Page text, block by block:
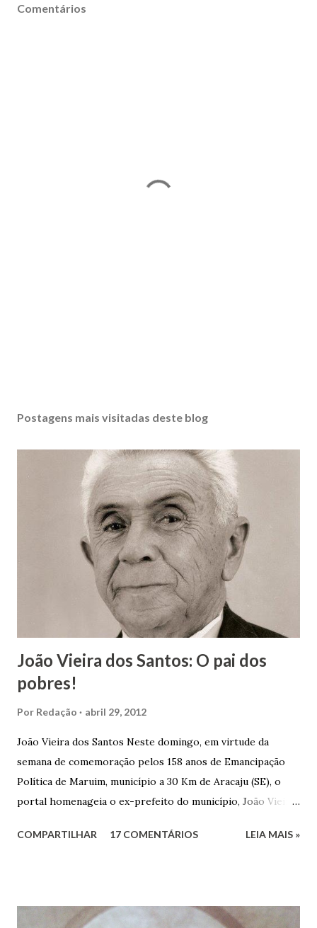
Comentários
Postagens mais visitadas deste blog
João Vieira dos Santos: O pai dos
pobres!
Por Redação abril 29, 2012
João Vieira dos Santos Neste domingo, em virtude da
semana de comemoração pelos 158 anos de Emancipação
Política de Maruim, município a 30 Km de Aracaju (SE), o
portal homenageia o ex-prefeito do município, João Vieira
Vieira dos Santos e Arlinda Barroso dos Santos, nasceu em
infância pobre, João Vieira não pôde se dedicar aos
COMPARTILHAR 17 COMENTÁRIOS LEIA MAIS »